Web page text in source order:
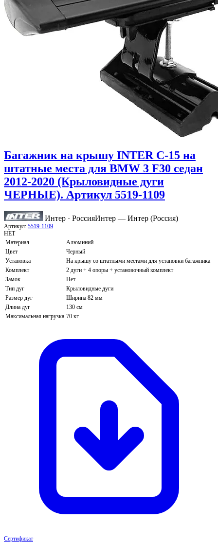
Багажник на крышу INTER C-15 на
штатные места для BMW 3 F30 седан
2012-2020 (Крыловидные дуги
ЧЕРНЫЕ). Артикул 5519-1109
Интер · РоссияИнтер — Интер (Россия)
Артикул: 5519-1109
НЕТ
Материал
Алюминий
Цвет
Черный
Установка
На крышу со штатными местами для установки багажника
Комплект
2 дуги + 4 опоры + установочный комплект
Замок
Нет
Тип дуг
Крыловидные дуги
Размер дуг
Ширина 82 мм
Длина дуг
130 см
Максимальная нагрузка 70 кг
Сертификат